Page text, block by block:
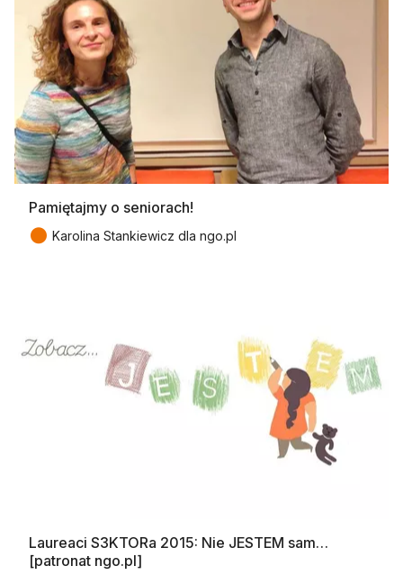
Pamiętajmy o seniorach!
● Karolina Stankiewicz dla ngo.pl
Laureaci S3KTORa 2015: Nie JESTEM sam…
[patronat ngo.pl]